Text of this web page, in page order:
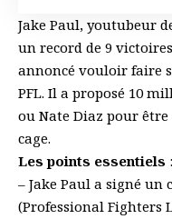
Jake Paul, youtubeur
un record de 9
annoncé vouloir faire
PFL. Il a proposé 10
ou Nate Diaz pour
cage.
Les points essentiels :
– Jake Paul a signé un
(Professional Fighters